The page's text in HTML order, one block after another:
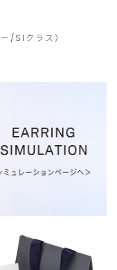
練さとミニマムな気
ンドシリーズ。
記念の贈り物として
/SIクラス）